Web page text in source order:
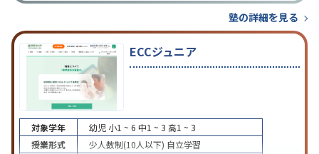
塾の詳細を見る
ECCジュニア
対象学年 幼児 小1 ~ 6 中1 ~ 3 高1 ~ 3
授業形式
少人数制(10人以下) 自立学習